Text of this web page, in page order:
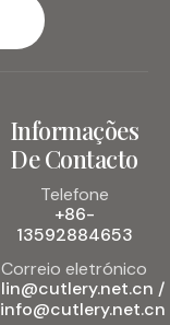
Informações
De Contacto
Telefone
+86-
13592884653
Correio eletrónico
lin@cutlery.net.cn /
info@cutlery.net.cn